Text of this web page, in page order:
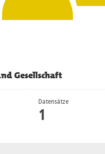
Gesellschaft
Datensätze
1